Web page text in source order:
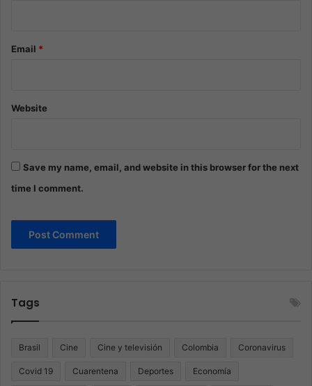
Email *
Website
Save my name, email, and website in this browser for the next
time I comment.
Tags
Brasil Cine Cine y televisión Colombia Coronavirus
Covid 19 Cuarentena Deportes Economía